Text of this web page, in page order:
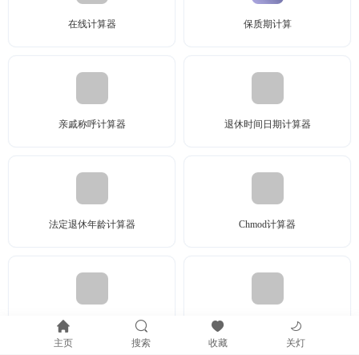
在线计算器 保质期计算
亲戚称呼计算器 退休时间日期计算器
法定退休年龄计算器 Chmod计算器
屏幕PPI计算工具
IP地址，子网掩码计算器
主页
搜索 收藏 关灯